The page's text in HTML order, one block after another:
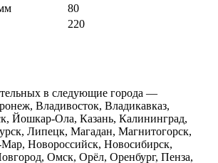
80
220
в следующие города —
Владивосток, Владикавказ,
Йошкар-Ола, Казань, Калининград,
Липецк, Магадан, Магнитогорск,
Новороссийск, Новосибирск,
Омск, Орёл, Оренбург, Пенза,